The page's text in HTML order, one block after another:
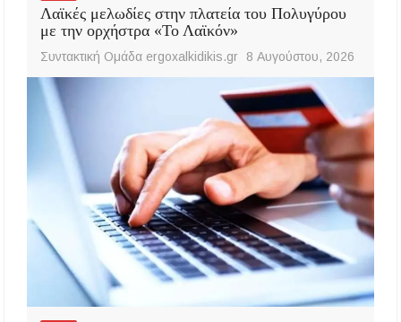
Λαϊκές μελωδίες στην πλατεία του Πολυγύρου
με την ορχήστρα «Το Λαϊκόν»
Συντακτική Ομάδα ergoxalkidikis.gr 8 Αυγούστου, 2026